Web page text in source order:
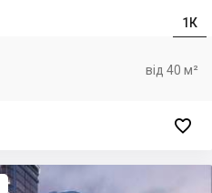
1К
від 40 м²
